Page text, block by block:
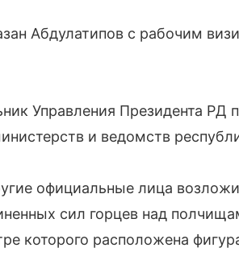
Абдулатипов с рабочим
Управления Президента РД
и ведомств
официальные лица
сил горцев над
которого расположена